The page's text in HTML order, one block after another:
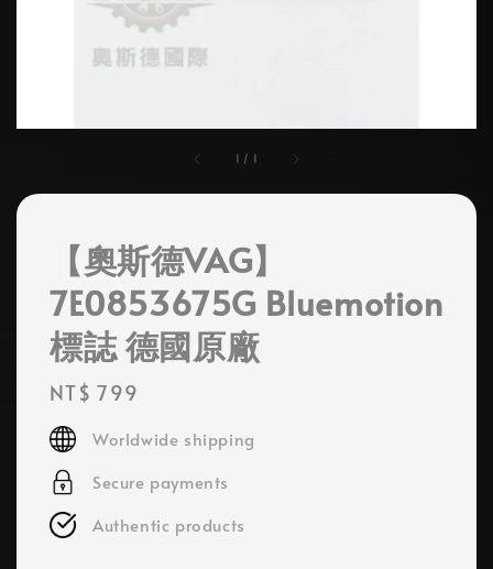
1 / 1
【奧斯德VAG】
7E0853675G Bluemotion
標誌 德國原廠
Regular
price
NT$ 799
Worldwide shipping
Secure payments
Authentic products